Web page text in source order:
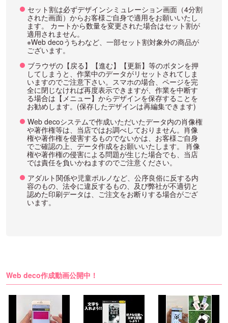
セット割は必ずデザインシミュレーション画面（4分割
された画面）からお客様ご自身で適用をお願いいたし
ます。 カートから数量を変更された場合はセット割が
適用されません。
※Web decoうちわなど、一部セット割対象外の商品が
ございます。
ブラウザの【戻る】【進む】【更新】等のボタンを押
してしまうと、作業中のデータがリセットされてしま
いますのでご注意下さい。スマホの場合、ページを完
全に閉じなければ再度表示できますが、作業を中断す
る場合は【メニュー】からデザインを保存することを
お勧めします。(保存したデザインは再編集できます)
Web decoシステムで作成いただいたデータ内の肖像権
や著作権等は、当店ではお調べしておりません。肖像
権や著作権を侵害するものでないかは、お客様ご自身
でご確認の上、データ作成をお願いいたします。 肖像
権や著作権の侵害による問題が生じた場合でも、当店
では責任を負いかねますのでご注意ください。
アダルト関係や児童ポルノなど、公序良俗に反する内
容のもの、法令に違反するもの、及び弊社が不適切と
認めた印刷データは、ご注文をお断りする場合がござ
います。
Web deco作成動画公開中！